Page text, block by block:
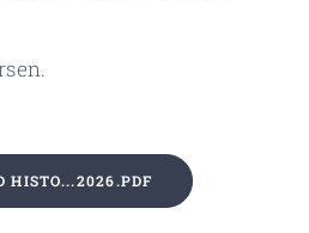
HISTO...2026.PDF